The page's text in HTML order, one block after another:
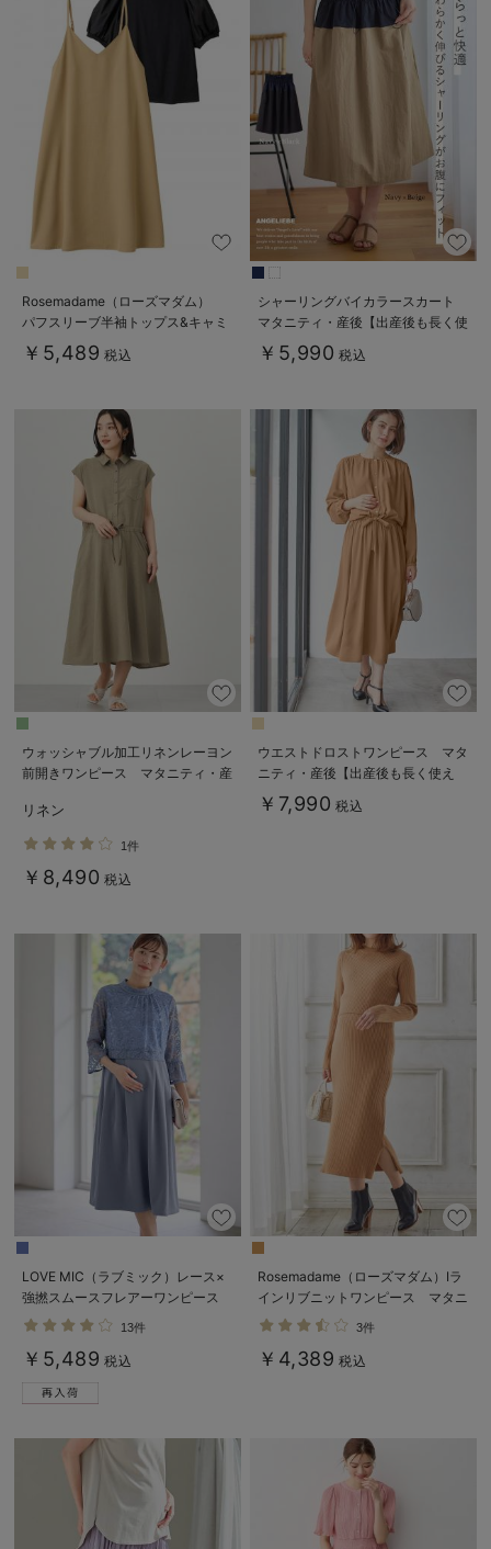
Rosemadame（ローズマダム）
パフスリーブ半袖トップス&キャミ
ワンピセット マタニティ・産後授
乳服【出産後も長く使える】
￥5,489 税込
シャーリングバイカラースカート
マタニティ・産後【出産後も長く使
える】
￥5,990 税込
ウォッシャブル加工リネンレーヨン
前開きワンピース マタニティ・産
リネン
1件
￥8,490 税込
ウエストドロストワンピース マタ
ニティ・産後【出産後も長く使え
る】
￥7,990 税込
LOVE MIC（ラブミック）レース×
強撚スムースフレアーワンピース
マタニティ・授乳服【出産後も長く
13件
￥5,489 税込
Rosemadame（ローズマダム）Iラ
インリブニットワンピース マタニ
ティ・産後授乳服【出産後も長く使
3件
￥4,389 税込